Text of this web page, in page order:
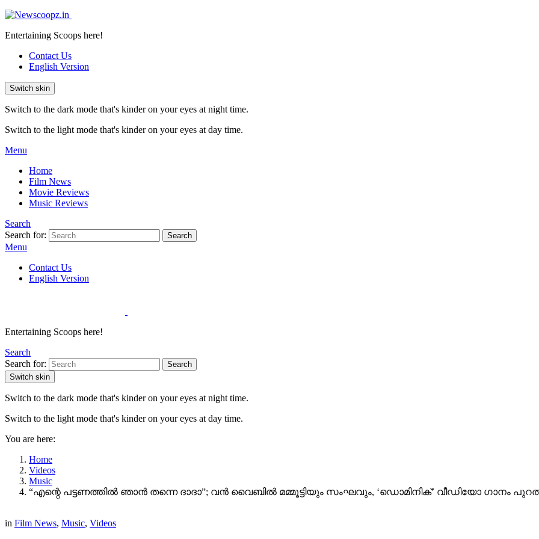
Entertaining Scoops here!
Contact Us
English Version
Switch skin
Switch to the dark mode that's kinder on your eyes at night time.
Switch to the light mode that's kinder on your eyes at day time.
Menu
Home
Film News
Movie Reviews
Music Reviews
Search
Search for:
Search
Menu
Contact Us
English Version
Entertaining Scoops here!
Search
Search for:
Search
Switch skin
Switch to the dark mode that's kinder on your eyes at night time.
Switch to the light mode that's kinder on your eyes at day time.
You are here:
Home
Videos
Music
“എന്റെ പട്ടണത്തിൽ ഞാൻ തന്നെ ദാദാ”; വൻ വൈബിൽ മമ്മൂട്ടിയും സംഘവും, ‘ഡൊമിനിക്’ വീഡിയോ ഗാനം
in Film News, Music, Videos